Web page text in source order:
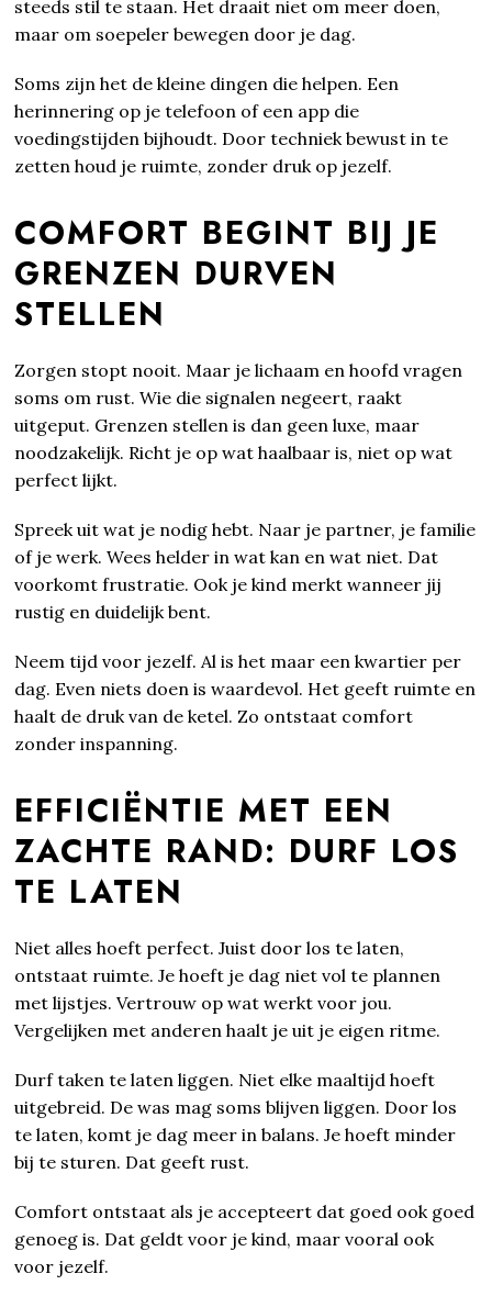
steeds stil te staan. Het draait niet om meer doen,
maar om soepeler bewegen door je dag.
Soms zijn het de kleine dingen die helpen. Een
herinnering op je telefoon of een app die
voedingstijden bijhoudt. Door techniek bewust in te
zetten houd je ruimte, zonder druk op jezelf.
COMFORT BEGINT BIJ JE
GRENZEN DURVEN
STELLEN
Zorgen stopt nooit. Maar je lichaam en hoofd vragen
soms om rust. Wie die signalen negeert, raakt
uitgeput. Grenzen stellen is dan geen luxe, maar
noodzakelijk. Richt je op wat haalbaar is, niet op wat
perfect lijkt.
Spreek uit wat je nodig hebt. Naar je partner, je familie
of je werk. Wees helder in wat kan en wat niet. Dat
voorkomt frustratie. Ook je kind merkt wanneer jij
rustig en duidelijk bent.
Neem tijd voor jezelf. Al is het maar een kwartier per
dag. Even niets doen is waardevol. Het geeft ruimte en
haalt de druk van de ketel. Zo ontstaat comfort
zonder inspanning.
EFFICIËNTIE MET EEN
ZACHTE RAND: DURF LOS
TE LATEN
Niet alles hoeft perfect. Juist door los te laten,
ontstaat ruimte. Je hoeft je dag niet vol te plannen
met lijstjes. Vertrouw op wat werkt voor jou.
Vergelijken met anderen haalt je uit je eigen ritme.
Durf taken te laten liggen. Niet elke maaltijd hoeft
uitgebreid. De was mag soms blijven liggen. Door los
te laten, komt je dag meer in balans. Je hoeft minder
bij te sturen. Dat geeft rust.
Comfort ontstaat als je accepteert dat goed ook goed
genoeg is. Dat geldt voor je kind, maar vooral ook
voor jezelf.